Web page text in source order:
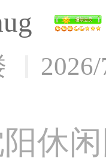
休